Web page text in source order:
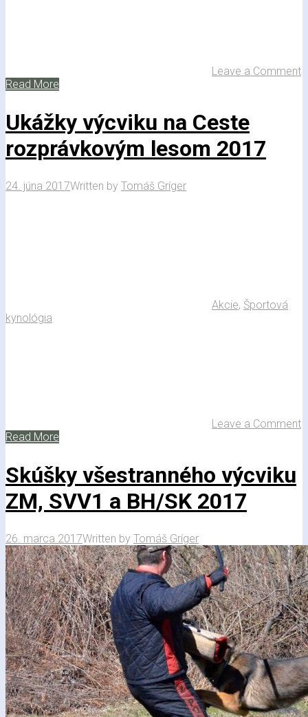
Leave a Comment
Read More
Ukážky výcviku na Ceste
rozprávkovým lesom 2017
24. júna 2017Written by Tomáš Gríger
Akcie, Športová
kynológia
Leave a Comment
Read More
Skúšky všestranného výcviku
ZM, SVV1 a BH/SK 2017
26. marca 2017Written by Tomáš Gríger